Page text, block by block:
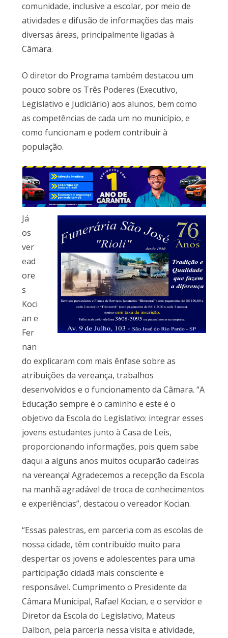
comunidade, inclusive a escolar, por meio de
atividades e difusão de informações das mais
diversas áreas, principalmente ligadas à
Câmara.
O diretor do Programa também destacou um
pouco sobre os Três Poderes (Executivo,
Legislativo e Judiciário) aos alunos, bem como
as competências de cada um no município, e
como funcionam e podem contribuir à
população.
Já
os
ver
ead
ore
s
Koci
an e
Fer
nan
do explicaram com mais ênfase sobre as
atribuições da vereança, trabalhos
desenvolvidos e o funcionamento da Câmara. “A
Educação sempre é o caminho e este é o
objetivo da Escola do Legislativo: integrar esses
jovens estudantes junto à Casa de Leis,
proporcionando informações, pois quem sabe
daqui a alguns anos muitos ocuparão cadeiras
na vereança! Agradecemos a recepção da Escola
na manhã agradável de troca de conhecimentos
e experiências”, destacou o vereador Kocian.
“Essas palestras, em parceria com as escolas de
nossa cidade, têm contribuído muito para
despertar os jovens e adolescentes para uma
participação cidadã mais consciente e
responsável. Cumprimento o Presidente da
Câmara Municipal, Rafael Kocian, e o servidor e
Diretor da Escola do Legislativo, Mateus
Dalbon, pela parceria nessa visita e atividade,